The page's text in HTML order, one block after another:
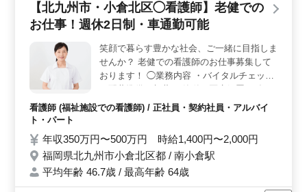
与や社会保険完備、福利厚生の充実に加えて、通勤手当
の支給も行っています。さらに、ストレスの少ない環境
す。 ＜キャリアパス＞ 中高年の方々が活躍できる
環境であり、福祉施設での経験が少ない方も積極的に歓
迎しています。また、長期勤務を希望する方にも適した
職場です。経験を活かしながら、安定したキャリアを築
いていけます。
【北九州市・小倉北区◯看護師】老健での
お仕事！週休2日制・車通勤可能
笑顔で暮らす豊かな社会、ご一緒に目指しま
せんか？ 老健での看護師のお仕事募集して
おります！ ◯業務内容 ・バイタルチェック
事、排泄補助 ・入浴の介助 等 ◯ポイント
出来ます☆ 皆様のご応募お待ちしておりま
す！
看護師 (福祉施設での看護師) / 正社員・契約社員・アルバイ
ト・パート
年収350万円〜500万円 時給1,400円〜2,000円
福岡県北九州市小倉北区都 / 南小倉駅
平均年齢 46.7歳 / 最高年齢 64歳